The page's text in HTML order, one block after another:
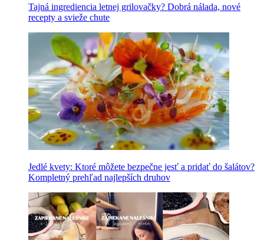
Tajná ingrediencia letnej grilovačky? Dobrá nálada, nové
recepty a svieže chute
Jedlé kvety: Ktoré môžete bezpečne jesť a pridať do šalátov?
Kompletný prehľad najlepších druhov